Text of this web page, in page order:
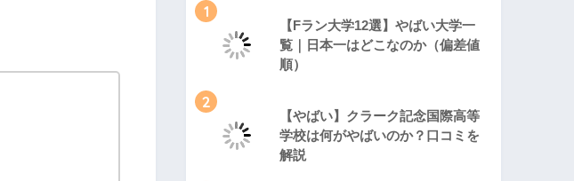
1
【Fラン大学12選】やばい大学一
覧｜日本一はどこなのか（偏差値
順）
2
【やばい】クラーク記念国際高等
学校は何がやばいのか？口コミを
解説